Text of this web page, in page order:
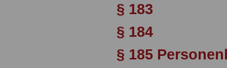
§ 183
§ 184
§ 185